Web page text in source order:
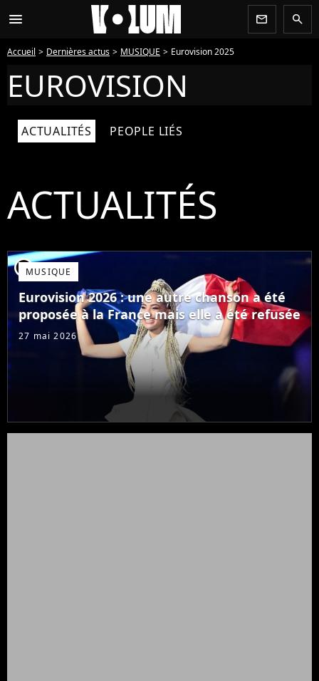
menu newsletter search
Accueil Dernières actus MUSIQUE Eurovision 2025
EUROVISION
ACTUALITÉS PEOPLE LIÉS
ACTUALITÉS
player2MUSIQUE
Eurovision 2026 : une autre chanson a été
proposée à la France mais elle a été refusée
27 mai 2026